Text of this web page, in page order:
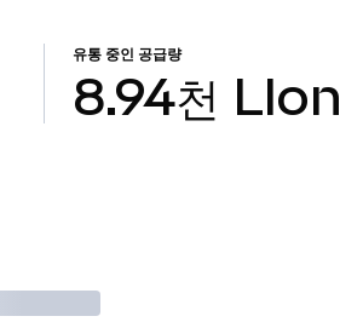
유통 중인 공급량
8.94천 LIon